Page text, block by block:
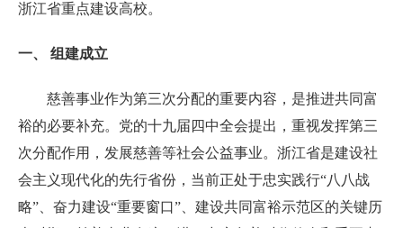
浙江省重点建设高校。
一、 组建成立
慈善事业作为第三次分配的重要内容，是推进共同富
裕的必要补充。党的十九届四中全会提出，重视发挥第三
次分配作用，发展慈善等社会公益事业。浙江省是建设社
会主义现代化的先行省份，当前正处于忠实践行“八八战
略”、奋力建设“重要窗口”、建设共同富裕示范区的关键历